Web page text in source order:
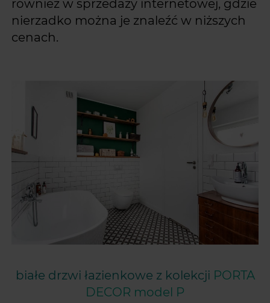
również w sprzedaży internetowej, gdzie
nierzadko można je znaleźć w niższych
cenach.
białe drzwi łazienkowe z kolekcji PORTA
DECOR model P